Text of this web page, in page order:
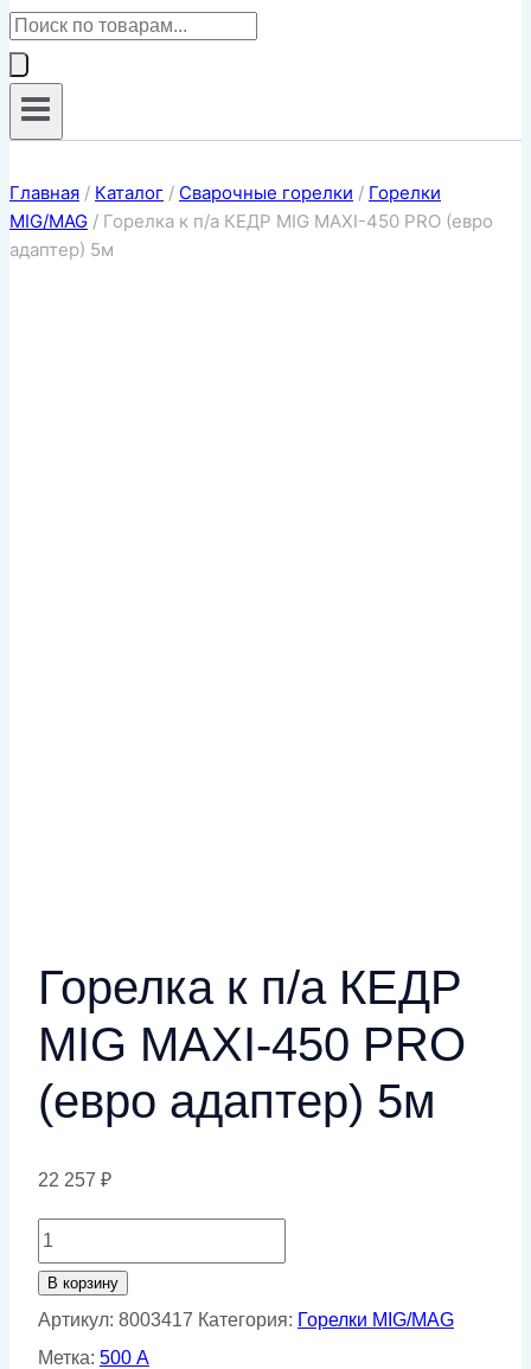
Поиск
товаров
Главная / Каталог / Сварочные горелки / Горелки
MIG/MAG / Горелка к п/а КЕДР MIG MAXI-450 PRO (евро
адаптер) 5м
Горелка к п/а КЕДР
MIG MAXI-450 PRO
(евро адаптер) 5м
22 257 ₽
Количество
товара
Горелка
к
В корзину
Артикул: 8003417 Категория: Горелки MIG/MAG
Метка: 500 А